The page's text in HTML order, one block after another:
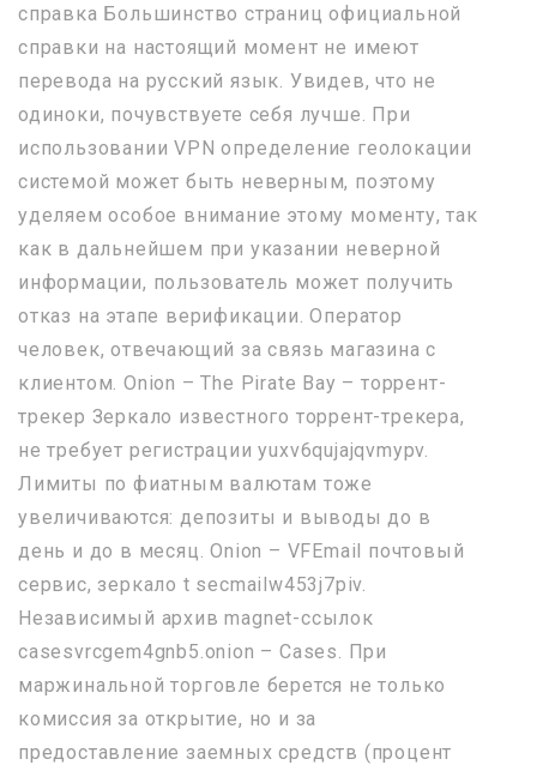
справка Большинство страниц официальной
справки на настоящий момент не имеют
перевода на русский язык. Увидев, что не
одиноки, почувствуете себя лучше. При
использовании VPN определение геолокации
системой может быть неверным, поэтому
уделяем особое внимание этому моменту, так
как в дальнейшем при указании неверной
информации, пользователь может получить
отказ на этапе верификации. Оператор
человек, отвечающий за связь магазина с
клиентом. Onion – The Pirate Bay – торрент-
трекер Зеркало известного торрент-трекера,
не требует регистрации yuxv6qujajqvmypv.
Лимиты по фиатным валютам тоже
увеличиваются: депозиты и выводы до в
день и до в месяц. Onion – VFEmail почтовый
сервис, зеркало t secmailw453j7piv.
Независимый архив magnet-ссылок
casesvrcgem4gnb5.onion – Cases. При
маржинальной торговле берется не только
комиссия за открытие, но и за
предоставление заемных средств (процент